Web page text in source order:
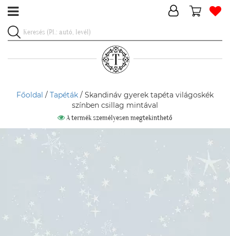
Főoldal / Tapéták / Skandináv gyerek tapéta világoskék
színben csillag mintával
A termék személyesen megtekinthető